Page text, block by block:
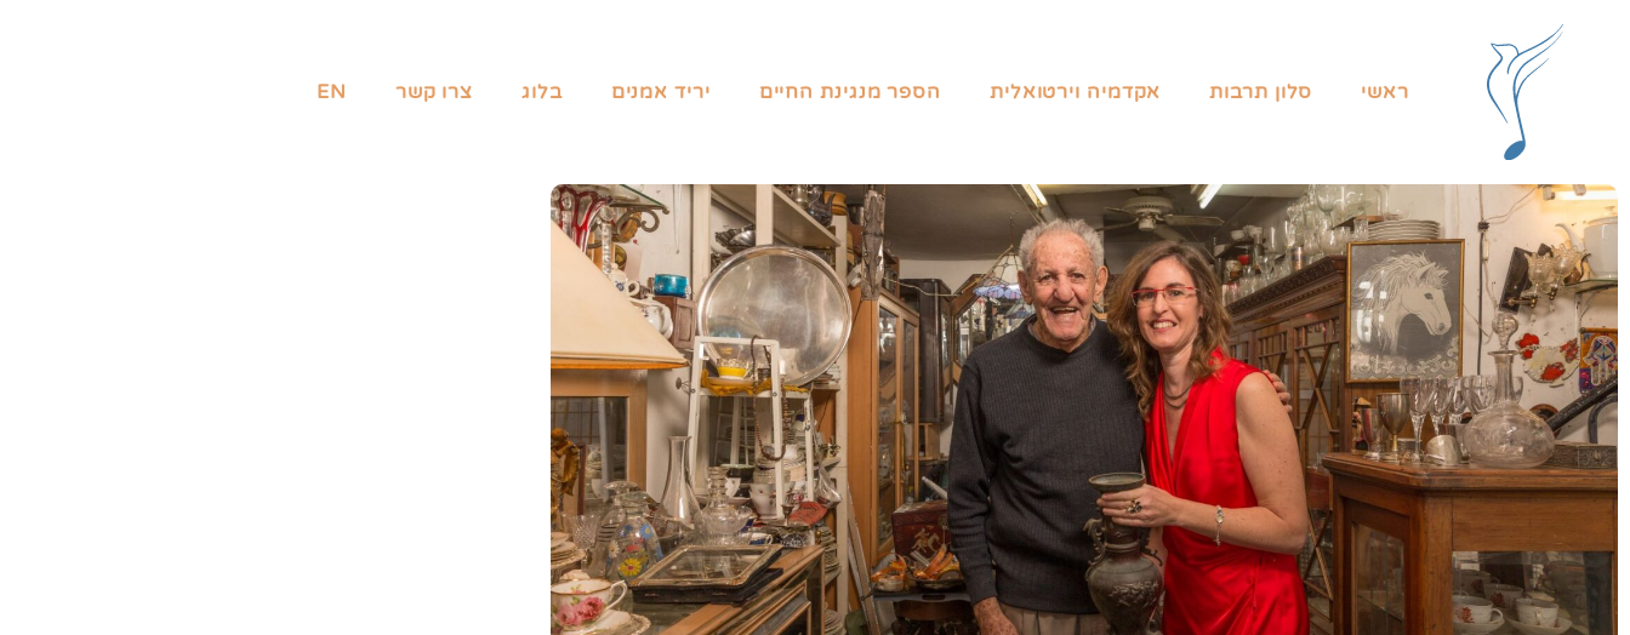
ראשי סלון תרבות אקדמיה וירטואלית הספר מנגינת החיים יריד אמנים בלוג צרו קשר EN